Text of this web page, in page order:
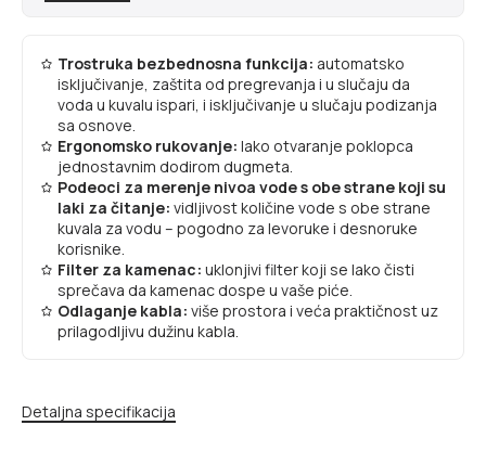
Trostruka bezbednosna funkcija: automatsko
isključivanje, zaštita od pregrevanja i u slučaju da
voda u kuvalu ispari, i isključivanje u slučaju podizanja
sa osnove.
Ergonomsko rukovanje: lako otvaranje poklopca
jednostavnim dodirom dugmeta.
Podeoci za merenje nivoa vode s obe strane koji su
laki za čitanje: vidljivost količine vode s obe strane
kuvala za vodu – pogodno za levoruke i desnoruke
korisnike.
Filter za kamenac: uklonjivi filter koji se lako čisti
sprečava da kamenac dospe u vaše piće.
Odlaganje kabla: više prostora i veća praktičnost uz
prilagodljivu dužinu kabla.
Detaljna specifikacija